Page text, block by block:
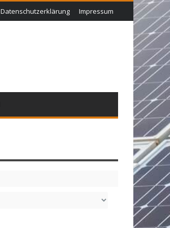
Datenschutzerklärung Impressum